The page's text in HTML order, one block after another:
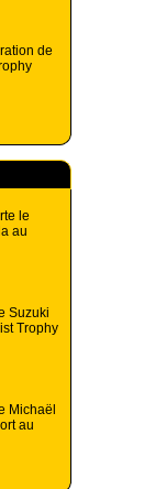
de
le
au
Suzuki
Trophy
Michaël
au